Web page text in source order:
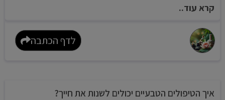
קרא עוד..
לדף הכתבה
איך הטיפולים הטבעיים יכולים לשנות את חייך?